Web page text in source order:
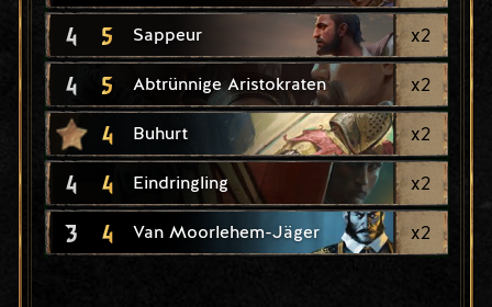
4 5 Sappeur x2
4 5 Abtrünnige Aristokraten x2
4 Buhurt x2
4 4 Eindringling x2
3 4 Van Moorlehem-Jäger x2